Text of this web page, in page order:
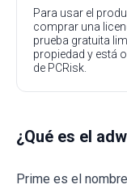
Para usar el
comprar una
prueba gratuita
propiedad y está
de PCRisk.
¿Qué es el
Prime es el